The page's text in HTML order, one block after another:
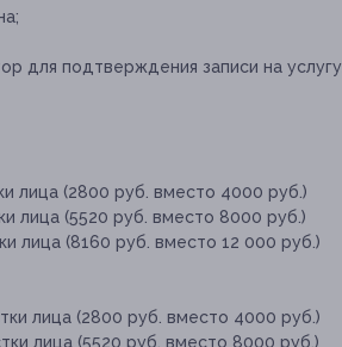
для подтверждения записи на услугу.
лица (2800 руб. вместо 4000 руб.)
лица (5520 руб. вместо 8000 руб.)
лица (8160 руб. вместо 12 000 руб.)
лица (2800 руб. вместо 4000 руб.)
лица (5520 руб. вместо 8000 руб.)